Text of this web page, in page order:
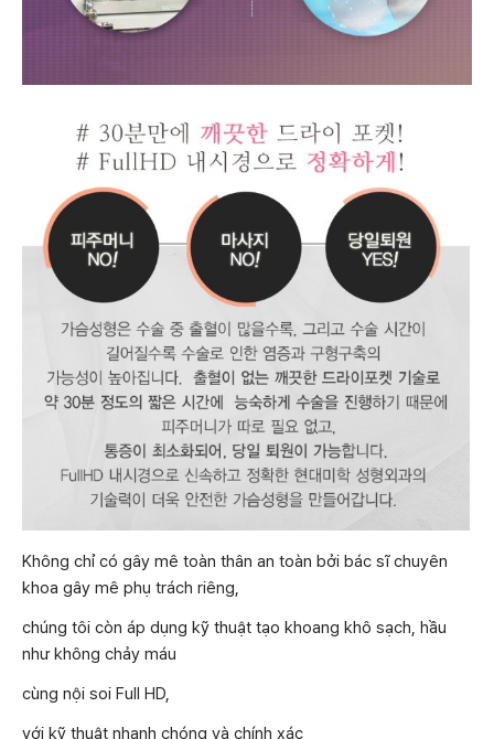
Không chỉ có gây mê toàn thân an toàn bởi bác sĩ chuyên
khoa gây mê phụ trách riêng,
chúng tôi còn áp dụng kỹ thuật tạo khoang khô sạch, hầu
như không chảy máu
cùng nội soi Full HD,
với kỹ thuật nhanh chóng và chính xác